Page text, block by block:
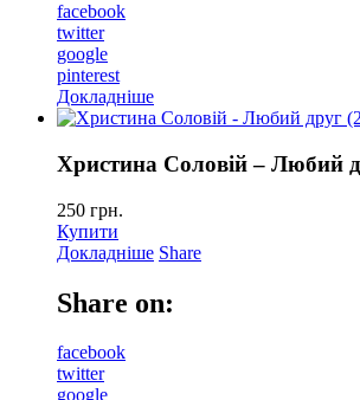
facebook
twitter
google
pinterest
Докладніше
Христина Соловій – Любий
250 грн.
Купити
Докладніше Share
Share on:
facebook
twitter
google